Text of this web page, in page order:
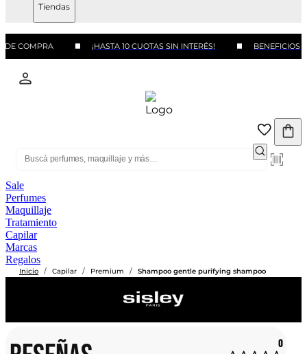
Tiendas
COMPRA ¡HASTA 10 CUOTAS SIN INTERÉS! BENEFICIOS
Sale
Perfumes
Maquillaje
Tratamiento
Capilar
Marcas
Regalos
Inicio / Capilar / Premium / Shampoo gentle purifying shampoo
0